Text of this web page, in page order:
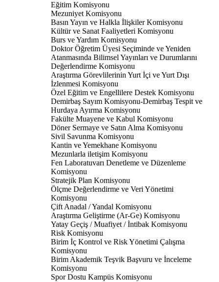
Eğitim Komisyonu
Mezuniyet Komisyonu
Basın Yayın ve Halkla İlişkiler Komisyonu
Kültür ve Sanat Faaliyetleri Komisyonu
Burs ve Yardım Komisyonu
Doktor Öğretim Üyesi Seçiminde ve Yeniden
Atanmasında Bilimsel Yayınları ve Durumlarını
Değerlendirme Komisyonu
Araştırma Görevlilerinin Yurt İçi ve Yurt Dışı
İzlenmesi Komisyonu
Özel Eğitim ve Engellilere Destek Komisyonu
Demirbaş Sayım Komisyonu-Demirbaş Tespit ve
Hurdaya Ayırma Komisyonu
Fakülte Muayene ve Kabul Komisyonu
Döner Sermaye ve Satın Alma Komisyonu
Sivil Savunma Komisyonu
Kantin ve Yemekhane Komisyonu
Mezunlarla iletişim Komisyonu
Fen Laboratuvarı Denetleme ve Düzenleme
Komisyonu
Stratejik Plan Komisyonu
Ölçme Değerlendirme ve Veri Yönetimi
Komisyonu
Çift Anadal / Yandal Komisyonu
Araştırma Geliştirme (Ar-Ge) Komisyonu
Yatay Geçiş / Muafiyet / İntibak Komisyonu
Risk Komisyonu
Birim İç Kontrol ve Risk Yönetimi Çalışma
Komisyonu
Birim Akademik Teşvik Başvuru ve İnceleme
Komisyonu
Spor Dostu Kampüs Komisyonu